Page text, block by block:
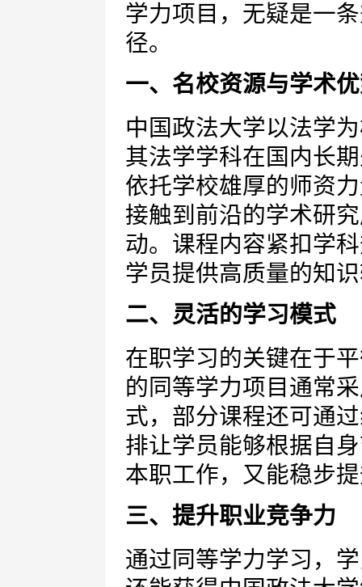
学力项目，无疑是一
径。
一、名校资源与学术
中国政法大学以法学
其法学学科在国内长
依托学校雄厚的师资
接触到前沿的学术研
动。课程内容紧扣学
学员提供高质量的知
二、灵活的学习模式
在职学习的关键在于
的同等学力项目通常
式，部分课程还可通
排让学员能够根据自
本职工作，又能稳步
三、提升职业竞争力
通过同等学力学习，